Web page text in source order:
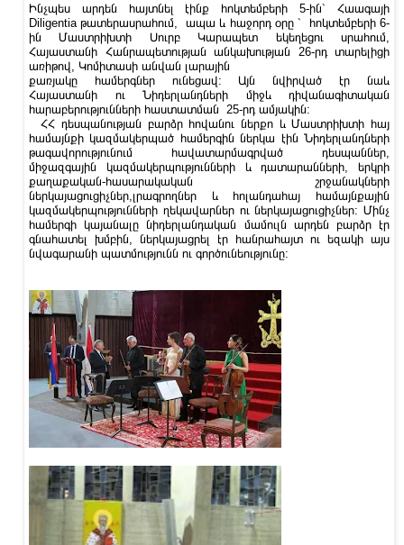
Ինչպես արդեն հայտնել էինք հոկտեմբերի 5-ին՝ Հաագայի
Diligentia թատերասրահում, ապա և հաջորդ օրը ՝ հոկտեմբերի 6-
ին Մաստրիխտի Սուրբ Կարապետ եկեղեցու սրահում,
Հայաստանի Հանրապետության անկախության 26-րդ տարելիցի
առիթով, Կոմիտասի անվան լարային
քառյակը համերգներ ունեցավ: Այն նվիրված էր նաև
Հայաստանի ու Նիդերլանդների միջև դիվանագիտական
հարաբերությունների հաստատման 25-րդ ամյակին:
ՀՀ դեսպանության բարձր հովանու ներքո և Մաստրիխտի հայ
համայնքի կազմակերպած համերգին ներկա էին Նիդերլանդների
թագավորությունում հավատարմագրված դեսպաններ,
միջազգային կազմակերպությունների և դատարանների, երկրի
քաղաքական-հասարակական շրջանակների
ներկայացուցիչներ,լրագրողներ և հոլանդահայ համայնքային
կազմակերպությունների ղեկավարներ ու ներկայացուցիչներ: Մինչ
համերգի կայանալը նիդերլանդական մամուլն արդեն բարձր էր
գնահատել խմբին, ներկայացրել էր հանրահայտ ու եզակի այս
նվագարանի պատմությունն ու գործունեությունը: